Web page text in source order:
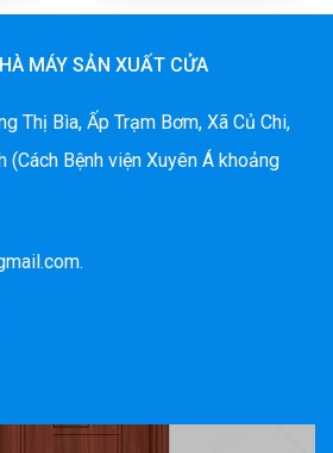
MÁY SẢN XUẤT CỬA
Thị Bìa, Ấp Trạm Bơm, Xã Củ Chi,
(Cách Bệnh viện Xuyên Á khoảng